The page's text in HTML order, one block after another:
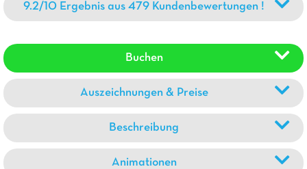
9.2/10 Ergebnis aus 479 Kundenbewertungen !
Buchen
Auszeichnungen & Preise
Beschreibung
Animationen